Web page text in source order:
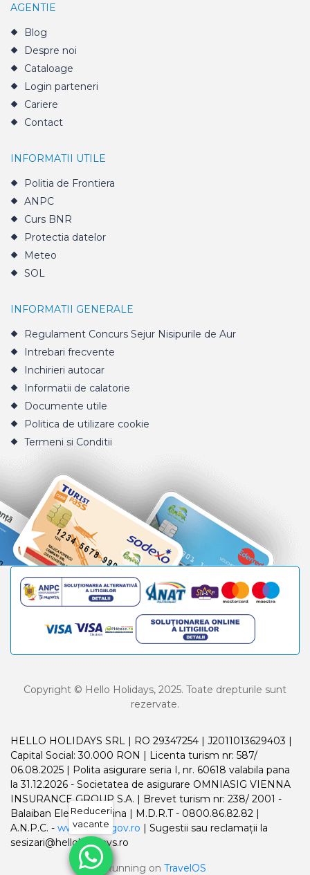
AGENTIE
Blog
Despre noi
Cataloage
Login parteneri
Cariere
Contact
INFORMATII UTILE
Politia de Frontiera
ANPC
Curs BNR
Protectia datelor
Meteo
SOL
INFORMATII GENERALE
Regulament Concurs Sejur Nisipurile de Aur
Intrebari frecvente
Inchirieri autocar
Informatii de calatorie
Documente utile
Politica de utilizare cookie
Termeni si Conditii
Copyright © Hello Holidays, 2025. Toate drepturile sunt
rezervate.
HELLO HOLIDAYS SRL | RO 29347254 | J2011013629403 |
Capital Social: 30.000 RON | Licenta turism nr: 587/
06.08.2025 | Polita asigurare seria I, nr. 60618 valabila pana
la 31.12.2026 - Societatea de asigurare OMNIASIG VIENNA
INSURANCE GROUP S.A. | Brevet turism nr: 238/ 2001 -
Balaiban Elena Madalina | M.D.R.T - 0800.86.82.82 |
A.N.P.C. - www.anpc.gov.ro | Sugestii sau reclamații la
sesizari@helloholidays.ro
Running on TravelOS
Reduceri
vacante